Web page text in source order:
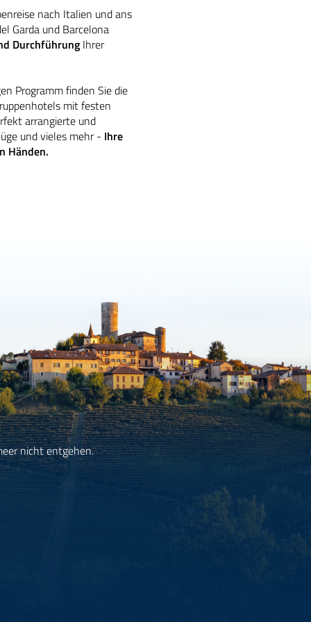
nach Italien und ans
Garda und Barcelona
DurchführungIhrer
Programm finden Sie die
mit festen
arrangierte und
und vieles mehr - Ihre
Händen.
nicht entgehen.